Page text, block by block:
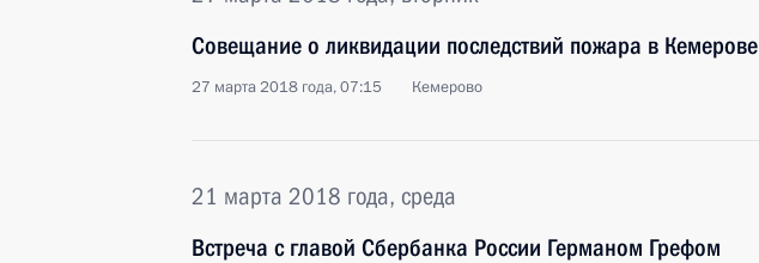
Совещание о ликвидации последствий пожара в Кемерове
27 марта 2018 года, 07:15 Кемерово
21 марта 2018 года, среда
Встреча с главой Сбербанка России Германом Грефом